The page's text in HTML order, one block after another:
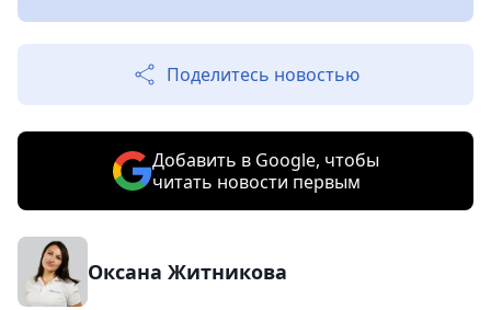
Поделитесь новостью
Добавить в Google, чтобы
читать новости первым
Оксана Житникова